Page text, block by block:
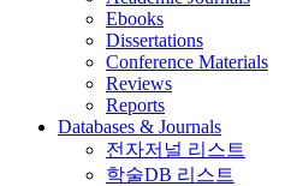
Ebooks
Dissertations
Conference Materials
Reviews
Reports
Databases & Journals
전자저널 리스트
학술DB 리스트